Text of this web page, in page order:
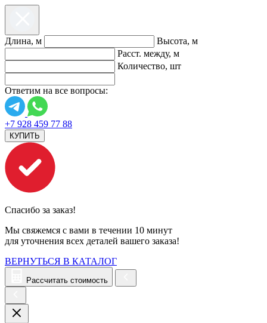
Длина, м
Высота, м
Расст. между, м
Количество, шт
Ответим на все вопросы:
+7 928 459 77 88
КУПИТЬ
Спасибо за заказ!
Мы свяжемся с вами в течении 10 минут
для уточнения всех деталей вашего заказа!
ВЕРНУТЬСЯ В КАТАЛОГ
Рассчитать стоимость